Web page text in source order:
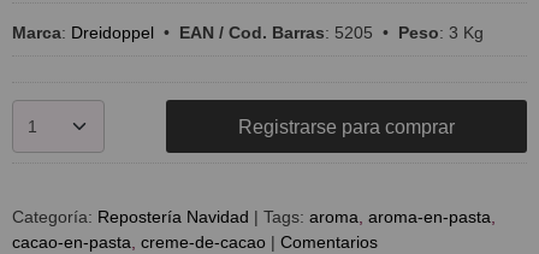
Marca: Dreidoppel • EAN / Cod. Barras: 5205 • Peso: 3 Kg
Registrarse para comprar
Categoría: Repostería Navidad | Tags: aroma aroma-en-pasta
cacao-en-pasta creme-de-cacao | Comentarios